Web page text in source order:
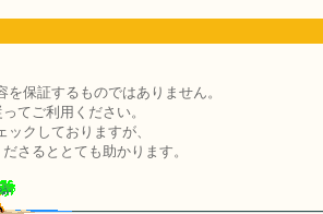
保証するものではありません。
てご利用ください。
クしておりますが、
さるととても助かります。